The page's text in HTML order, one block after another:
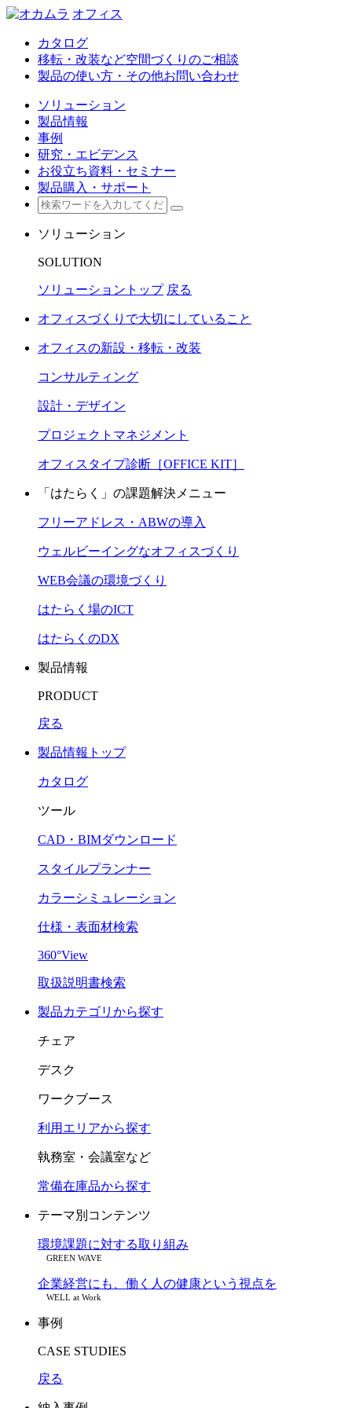
オフィス
カタログ
移転・改装など空間づくりのご相談
製品の使い方・その他お問い合わせ
ソリューション
製品情報
事例
研究・エビデンス
お役立ち資料・セミナー
製品購入・サポート
ソリューション
SOLUTION
ソリューショントップ 戻る
オフィスづくりで大切にしていること
オフィスの新設・移転・改装
コンサルティング
設計・デザイン
プロジェクトマネジメント
オフィスタイプ診断［OFFICE KIT］
「はたらく」の課題解決メニュー
フリーアドレス・ABWの導入
ウェルビーイングなオフィスづくり
WEB会議の環境づくり
はたらく場のICT
はたらくのDX
製品情報
PRODUCT
戻る
製品情報トップ
カタログ
ツール
CAD・BIMダウンロード
スタイルプランナー
カラーシミュレーション
仕様・表面材検索
360°View
取扱説明書検索
製品カテゴリから探す
チェア
デスク
ワークブース
利用エリアから探す
執務室・会議室など
常備在庫品から探す
テーマ別コンテンツ
環境課題に対する取り組み
GREEN WAVE
企業経営にも、働く人の健康という視点を
WELL at Work
事例
CASE STUDIES
戻る